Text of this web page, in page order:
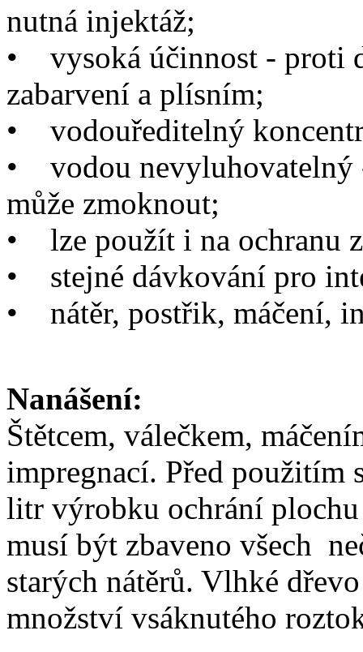
nutná injektáž;
•
vysoká účinnost - proti
zabarvení a plísním;
•
vodouředitelný
•
vodou nevyluhovatelný
může zmoknout;
•
lze použít i na ochranu
•
stejné dávkování pro
• nátěr, postřik, máčení,
Nanášení:
Štětcem, válečkem,
impregnací. Před použitím
litr výrobku ochrání plochu
musí být zbaveno všech
starých nátěrů. Vlhké
množství vsáknutého